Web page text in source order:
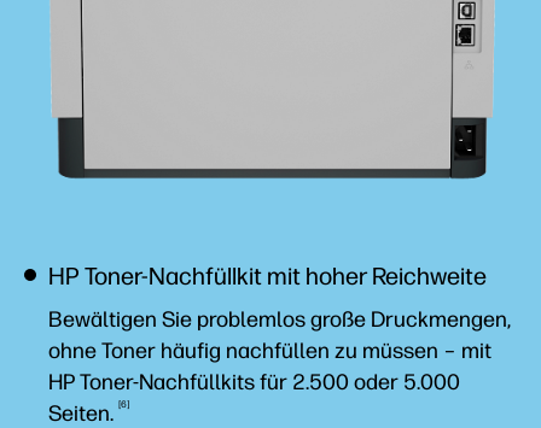
HP Toner-Nachfüllkit mit hoher Reichweite
Bewältigen Sie problemlos große Druckmengen,
ohne Toner häufig nachfüllen zu müssen – mit
HP Toner-Nachfüllkits für 2.500 oder 5.000
Seiten. 6